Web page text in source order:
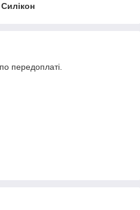
Силікон
передоплаті.